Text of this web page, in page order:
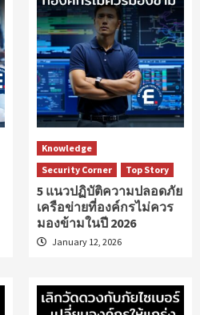
Knowledge
Security Corner
Top Story
5 แนวปฏิบัติความปลอดภัย
เครือข่ายที่องค์กรไม่ควร
มองข้ามในปี 2026
January 12, 2026